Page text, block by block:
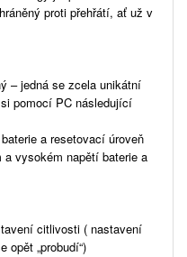
proti přehřátí, ať už v
– jedná se zcela unikátní
pomocí PC následující
a resetovací úroveň
vysokém napětí baterie a
citlivosti ( nastavení
opět „probudí“)